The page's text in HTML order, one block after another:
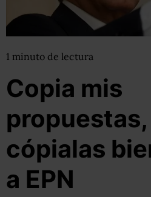
1 minuto de lectura
Copia mis
cópialas
a EPN